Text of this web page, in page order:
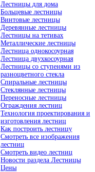
Лестницы для дома
Больцевые лестницы
Винтовые лестницы
Деревянные лестницы
Лестницы на тетивах
Металлические лестницы
Лестница однокосоурная
Лестница двухкосоурная
Лестницы со ступенями из
разноцветного стекла
Спиральные лестницы
Стеклянные лестницы
Переносные лестницы
Ограждения лестниц
Технология проектирования и
изготовления лестниц
Как построить лестницу
Смотреть все изображения
лестниц
Смотреть видео лестниц
Новости раздела Лестницы
Цены